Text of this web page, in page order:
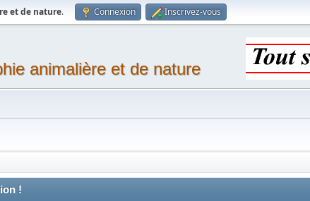
et de nature. Connexion Inscrivez-vous
animalière et de nature
!